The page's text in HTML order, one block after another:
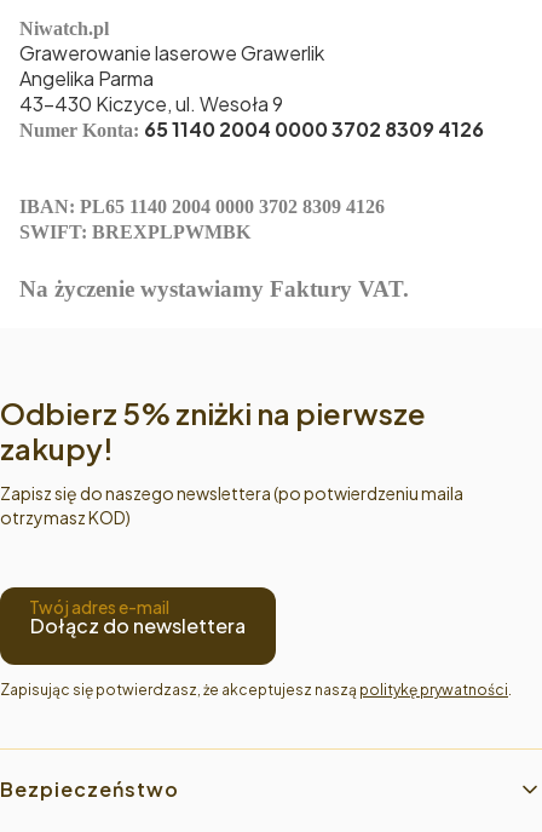
Niwatch.pl
Grawerowanie laserowe Grawerlik
Angelika Parma
43-430 Kiczyce, ul. Wesoła 9
Numer Konta: 65 1140 2004 0000 3702 8309 4126
IBAN: PL65 1140 2004 0000 3702 8309 4126
SWIFT: BREXPLPWMBK
Na życzenie wystawiamy Faktury VAT.
Odbierz 5% zniżki na pierwsze
zakupy!
Zapisz się do naszego newslettera (po potwierdzeniu maila
otrzymasz KOD)
Twój adres e-mail
Dołącz do newslettera
Zapisując się potwierdzasz, że akceptujesz naszą politykę prywatności.
Linki w stopce
Bezpieczeństwo